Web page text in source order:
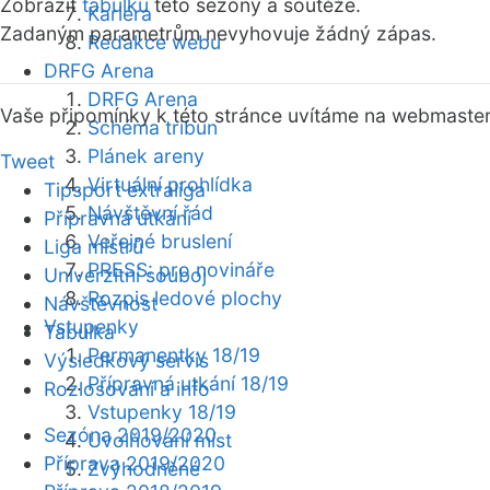
Kariéra
Redakce webu
DRFG Arena
DRFG Arena
Schéma tribun
Plánek areny
Virtuální prohlídka
Návštěvní řád
Veřejné bruslení
PRESS: pro novináře
Rozpis ledové plochy
Vstupenky
Permanentky 18/19
Přípravná utkání 18/19
Vstupenky 18/19
Uvolňování míst
Zvýhodněné
Zobrazit tabulku této sezóny a soutěže.
Zadaným parametrům nevyhovuje žádný zápas.
Vaše připomínky k této stránce uvítáme na webmaster
Tweet
Tipsport extraliga
Přípravná utkání
Liga mistrů
Univerzitní souboj
Návštěvnost
Tabulka
Výsledkový servis
Rozlosování a info
Sezóna 2019/2020
Příprava 2019/2020